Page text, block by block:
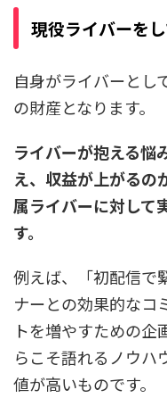
現役ライバーを
自身がライバーとし
の財産となります。
ライバーが抱える悩
え、収益が上がるの
属ライバーに対して
す。
例えば、「初配信で
ナーとの効果的なコ
トを増やすための企
らこそ語れるノウハ
値が高いものです。